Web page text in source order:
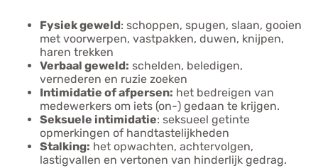
Fysiek geweld: schoppen, spugen, slaan, gooien
met voorwerpen, vastpakken, duwen, knijpen,
haren trekken
Verbaal geweld: schelden, beledigen,
vernederen en ruzie zoeken
Intimidatie of afpersen: het bedreigen van
medewerkers om iets (on-) gedaan te krijgen.
Seksuele intimidatie: seksueel getinte
opmerkingen of handtastelijkheden
Stalking: het opwachten, achtervolgen,
lastigvallen en vertonen van hinderlijk gedrag.